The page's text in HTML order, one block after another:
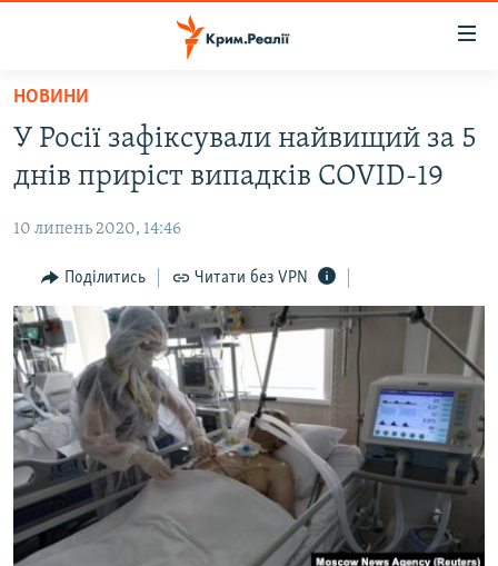
Перейти
основного
матеріалу
до
навігації
Перейти
до
пошуку
ВІДЕО ТА ФОТО
ПОЛІТИКА
БЛОГИ
ПОГЛЯД
ІНТЕРВ'Ю
ВСЕ ЗА ДЕНЬ
СПЕЦПРОЕКТИ
ДЕПОРТАЦІЯ
ВІДЕОУРОКИ «ELIFBE»
ЯК ОБІЙТИ БЛОКУВАННЯ
Русский
НОВИНИ
У Росії зафіксували найвищий за 5
днів приріст випадків COVID-19
10 липень 2020, 14:46
Поділитись Читати без VPN